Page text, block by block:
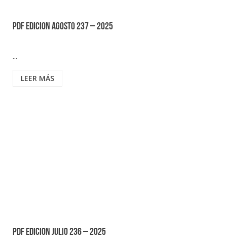
PDF EDICION AGOSTO 237 – 2025
...
LEER MÁS
PDF EDICION JULIO 236 – 2025